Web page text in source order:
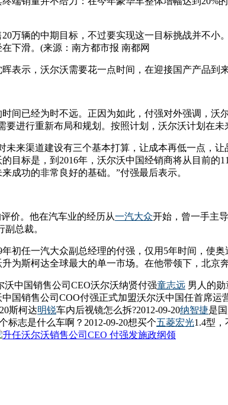
万辆的中期目标，不过要实现这一目标挑战并不
下滑。(来源：南方都市报 南都网
表示，沃尔沃需要花一点时间，在迎接国产产品到
间已经为时不远。正因为如此，付强对外强调，
要进行重新布局和规划。按照计划，沃尔沃计划在未
未来渠道建设有三个基本打算，让成本再低一点，
目标是，到2016年，沃尔沃中国经销商将从目前
成功的非常良好的基础。”付强最后表示。
价。他在汽车业的经历从一汽大众开始，曾一手主导
总裁。
初任一汽大众副总经理的付强，仅用5年时间，使
为斯柯达全球最大的单一市场。在他带领下，北京
中国销售公司CEO沃尔沃纳贤付强童志远 男人的勋
国销售公司COO付强正式加盟沃尔沃中国任首席运
斯柯达明锐车内后视镜怎么拆?2012-09-20纳智捷是
标志是什么车啊？2012-09-20想买个五菱宏光1.4型